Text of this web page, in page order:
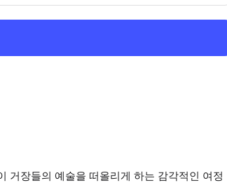
거장들의 예술을 떠올리게 하는 감각적인 여정